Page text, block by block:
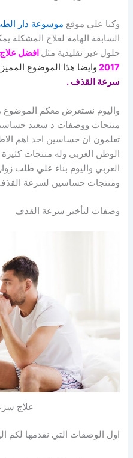
وكنا علي موقع موسوعة دار
السابقة الهامة لعلاج المشكلة
حلول غير تقليدية مثل افضل
2017 وايضا هذا الموضوع
سرعة القذف .
واليوم نستعرض معكم
منتجات ووصفات د سعيد
تعلمون ان حساسين احد اهم
الوطن العربي وله منتجات
العربي واليوم بناء علي طلب
ومنتجات حساسين لسرعة
وصفات لتأخير سرعة القذف
علاج
اول الوصفات التي نقدمها لكم